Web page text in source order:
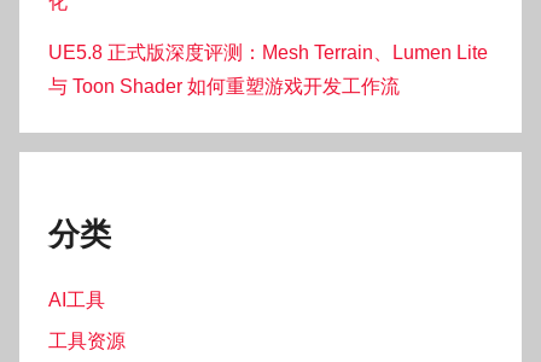
UE5.8 正式版深度评测：Mesh Terrain、Lumen Lite
与 Toon Shader 如何重塑游戏开发工作流
分类
AI工具
工具资源